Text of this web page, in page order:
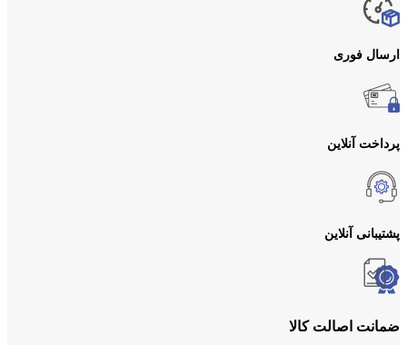
ارسال فوری
پرداخت آنلاین
پشتیبانی آنلاین
ضمانت اصالت کالا